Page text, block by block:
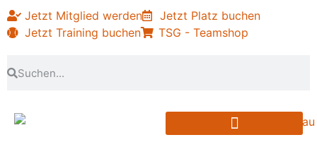
Jetzt Mitglied werden
Jetzt Platz buchen
Jetzt Training buchen
TSG - Teamshop